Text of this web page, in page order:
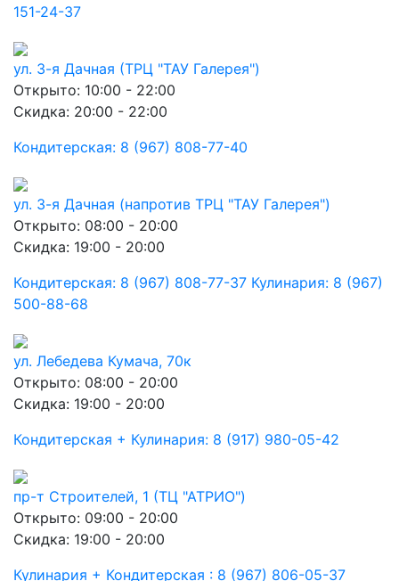
151-24-37
ул. 3-я Дачная (ТРЦ "ТАУ Галерея")
Открыто: 10:00 - 22:00
Скидка: 20:00 - 22:00
Кондитерская: 8 (967) 808-77-40
ул. 3-я Дачная (напротив ТРЦ "ТАУ Галерея")
Открыто: 08:00 - 20:00
Скидка: 19:00 - 20:00
Кондитерская: 8 (967) 808-77-37 Кулинария: 8 (967)
500-88-68
ул. Лебедева Кумача, 70к
Открыто: 08:00 - 20:00
Скидка: 19:00 - 20:00
Кондитерская + Кулинария: 8 (917) 980-05-42
пр-т Строителей, 1 (ТЦ "АТРИО")
Открыто: 09:00 - 20:00
Скидка: 19:00 - 20:00
Кулинария + Кондитерская : 8 (967) 806-05-37